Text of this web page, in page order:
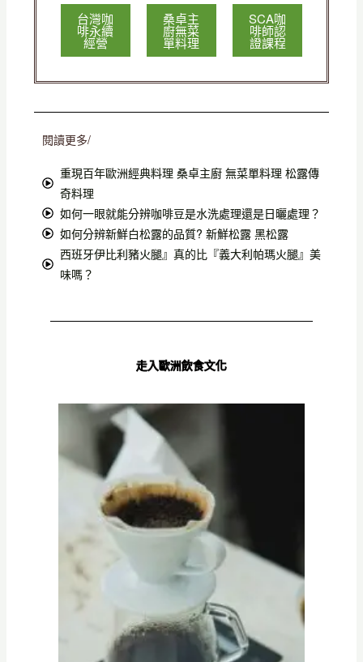
台灣咖
啡永續
經營
桑卓主
廚無菜
單料理
SCA咖
啡師認
證課程
閱讀更多/
重現百年歐洲經典料理 桑卓主廚 無菜單料理 松露傳
奇料理
如何一眼就能分辨咖啡豆是水洗處理還是日曬處理？
如何分辨新鮮白松露的品質? 新鮮松露 黑松露
西班牙伊比利豬火腿』真的比『義大利帕瑪火腿』美
味嗎？
走入歐洲飲食文化